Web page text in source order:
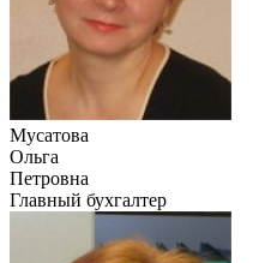
Мусатова
Ольга
Петровна
Главный бухгалтер